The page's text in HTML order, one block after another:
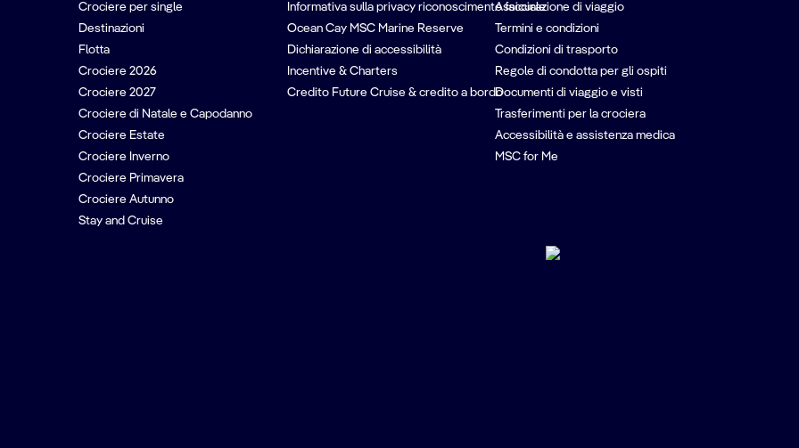
Crociere per single
Destinazioni
Flotta
Crociere 2026
Crociere 2027
Crociere di Natale e Capodanno
Crociere Estate
Crociere Inverno
Crociere Primavera
Crociere Autunno
Stay and Cruise
Informativa sulla privacy riconoscimento facciale
Ocean Cay MSC Marine Reserve
Dichiarazione di accessibilità
Incentive & Charters
Credito Future Cruise & credito a bordo
Assicurazione di viaggio
Termini e condizioni
Condizioni di trasporto
Regole di condotta per gli ospiti
Documenti di viaggio e visti
Trasferimenti per la crociera
Accessibilità e assistenza medica
MSC for Me